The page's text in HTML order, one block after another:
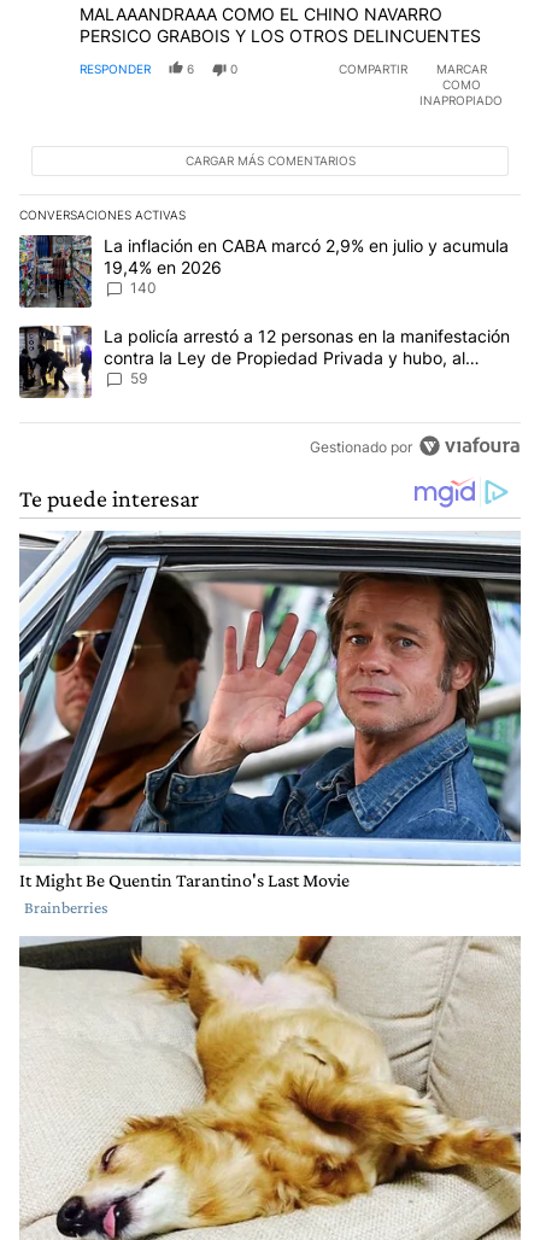
MALAAANDRAAA COMO EL CHINO NAVARRO
PERSICO GRABOIS Y LOS OTROS DELINCUENTES
RESPONDER 6 0 COMPARTIR
MARCAR
COMO
INAPROPIADO
CARGAR MÁS COMENTARIOS
CONVERSACIONES ACTIVAS
Este listado muestra los artículos con más comentarios en los
Un artículo de tendencia con el título "La inflación en CABA
La inflación en CABA marcó 2,9% en julio y acumula
19,4% en 2026
140
Un artículo de tendencia con el título "La policía arrestó a 12
La policía arrestó a 12 personas en la manifestación
contra la Ley de Propiedad Privada y hubo, al
menos, 3 agentes heridos
59
Gestionado por